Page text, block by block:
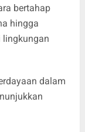
bertahap
hingga
lingkungan
dalam